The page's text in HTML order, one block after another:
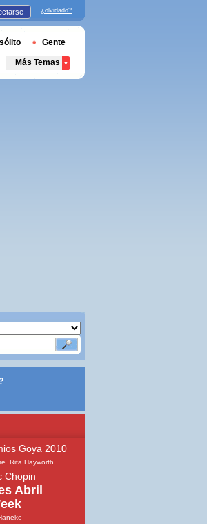
Goya 2010
Rita Hayworth
Chopin
Abril
¿olvidado?
Gente
Más Temas